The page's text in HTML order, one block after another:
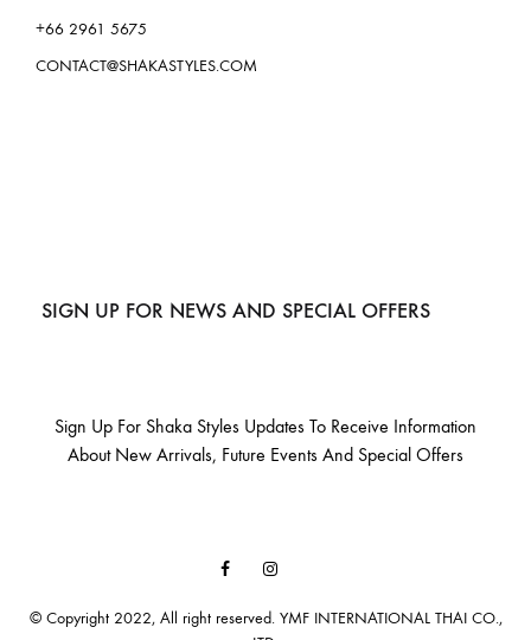
+66 2961 5675
CONTACT@SHAKASTYLES.COM
SIGN UP FOR NEWS AND SPECIAL OFFERS
Sign Up For Shaka Styles Updates To Receive Information
About New Arrivals, Future Events And Special Offers
© Copyright 2022, All right reserved. YMF INTERNATIONAL THAI CO.,
FacebookInstagram